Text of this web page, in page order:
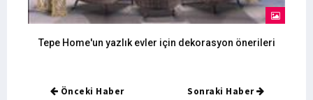
Tepe Home'un yazlık evler için dekorasyon önerileri
Önceki Haber Sonraki Haber